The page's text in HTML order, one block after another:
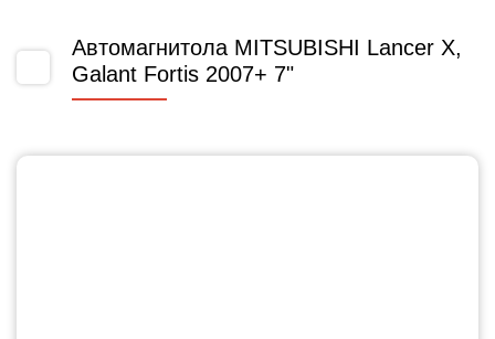
Автомагнитола MITSUBISHI Lancer Х,
Galant Fortis 2007+ 7"